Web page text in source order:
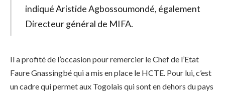
indiqué Aristide Agbossoumondé, également
Directeur général de MIFA.
Il a profité de l’occasion pour remercier le Chef de l’Etat
Faure Gnassingbé qui a mis en place le HCTE. Pour lui, c’est
un cadre qui permet aux Togolais qui sont en dehors du pays